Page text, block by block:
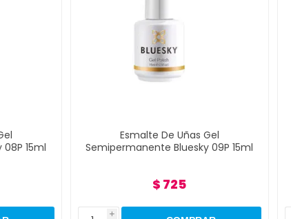
15ml
Esmalte De Uñas Gel
Semipermanente Bluesky 09P 15ml
$ 725